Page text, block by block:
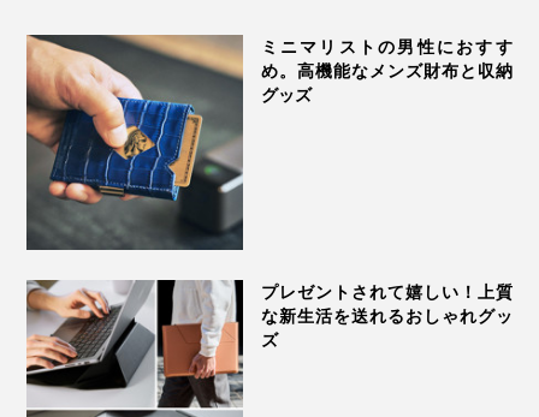
『Orbitkey』で“鍵収納”を見直せば、お出かけ前や帰宅
時に、鍵を探す時間ごと、スッキリ解決してくれます。
ミニマリストの男性におすす
め。高機能なメンズ財布と収納
グッズ
プレゼントされて嬉しい！上質
な新生活を送れるおしゃれグッ
ズ